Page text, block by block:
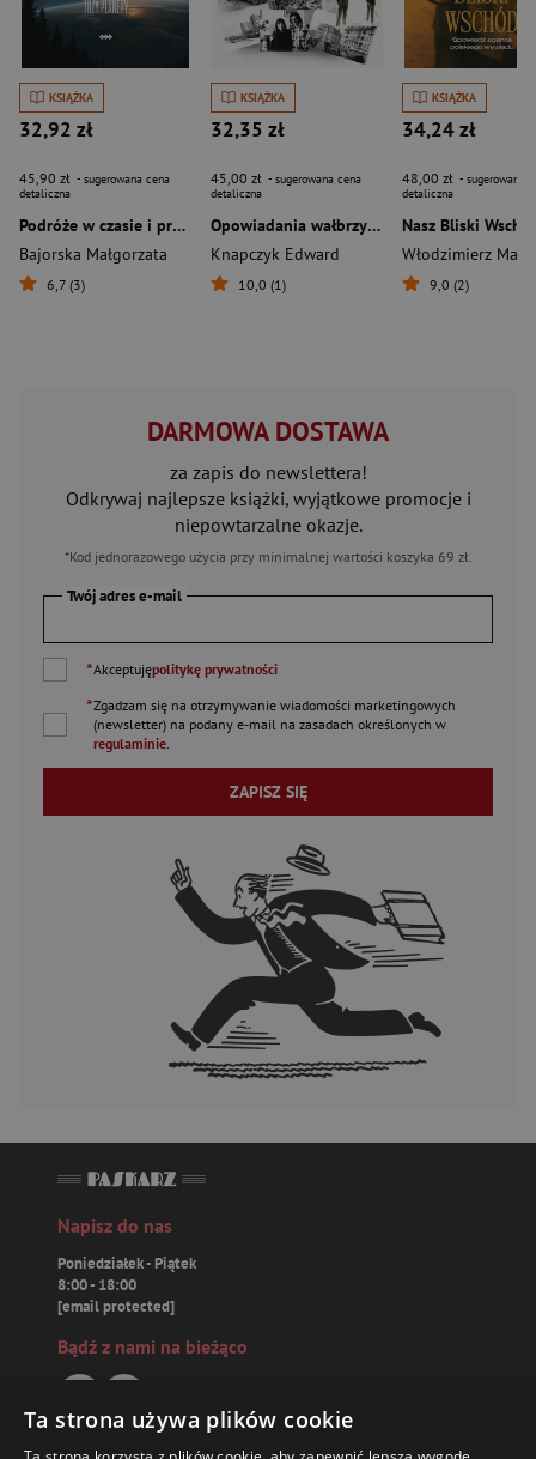
KSIĄŻKA
32,92 zł
45,90 zł - sugerowana cena
detaliczna
Podróże w czasie i przestrzeni Trzy planety
Bajorska Małgorzata
6,7 (3)
KSIĄŻKA
32,35 zł
45,00 zł - sugerowana cena
detaliczna
Opowiadania wałbrzyskie Część 2
Knapczyk Edward
10,0 (1)
KSIĄŻKA
34,24 zł
48,00 zł - sugerowana
detaliczna
9,0 (2)
DARMOWA DOSTAWA
za zapis do newslettera!
Odkrywaj najlepsze książki, wyjątkowe promocje i
niepowtarzalne okazje.
*Kod jednorazowego użycia przy minimalnej wartości koszyka 69 zł.
Twój adres e-mail
*Akceptujępolitykę prywatności
*Zgadzam się na otrzymywanie wiadomości marketingowych
(newsletter) na podany e-mail na zasadach określonych w
regulaminie.
ZAPISZ SIĘ
Napisz do nas
Poniedziałek - Piątek
8:00 - 18:00
[email protected]
Bądź z nami na bieżąco
Ta strona używa plików cookie